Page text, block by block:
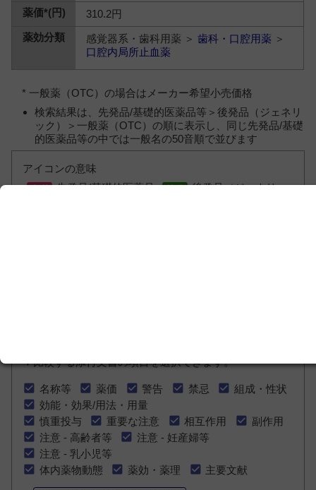
310.2円
感覚器系・歯科用薬 ＞歯科・口腔用薬 ＞
口腔内局所止血薬
* 一般薬（OTC）の場合はメーカー希望小売価格
検索結果は、先発品/基礎的医薬品等＞後発品（ジェネリ
ック）＞一般薬（OTC）の順に表示し、同じ先発品/基礎
的医薬品等の中では一般名の50音順で並びます
アイコンの意味
先発品/基礎的医薬品
後発品（ジェネリッ
▼比較する添付文書の項目を選択できます。
名称等 薬価 警告 禁忌
組成・性状
効能・効果/用法・用量
慎重投与
重要な注意 相互作用
副作用
注意 - 高齢者等
注意 - 妊産婦等
注意 - 乳小児等
体内薬物動態
薬効・薬理 主要文献